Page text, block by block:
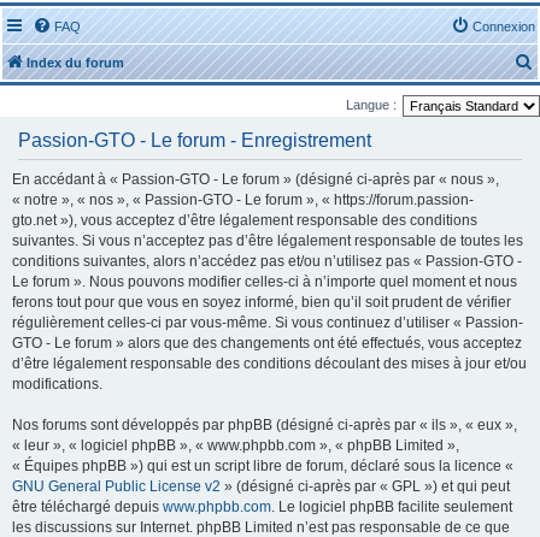
FAQ Connexion
Index du forum
e
c
Langue :
Passion-GTO - Le forum - Enregistrement
En accédant à « Passion-GTO - Le forum » (désigné ci-après par « nous »,
« notre », « nos », « Passion-GTO - Le forum », « https://forum.passion-
gto.net »), vous acceptez d’être légalement responsable des conditions
suivantes. Si vous n’acceptez pas d’être légalement responsable de toutes les
conditions suivantes, alors n’accédez pas et/ou n’utilisez pas « Passion-GTO -
Le forum ». Nous pouvons modifier celles-ci à n’importe quel moment et nous
ferons tout pour que vous en soyez informé, bien qu’il soit prudent de vérifier
régulièrement celles-ci par vous-même. Si vous continuez d’utiliser « Passion-
GTO - Le forum » alors que des changements ont été effectués, vous acceptez
d’être légalement responsable des conditions découlant des mises à jour et/ou
modifications.
Nos forums sont développés par phpBB (désigné ci-après par « ils », « eux »,
« leur », « logiciel phpBB », « www.phpbb.com », « phpBB Limited »,
« Équipes phpBB ») qui est un script libre de forum, déclaré sous la licence «
GNU General Public License v2 » (désigné ci-après par « GPL ») et qui peut
être téléchargé depuis www.phpbb.com. Le logiciel phpBB facilite seulement
les discussions sur Internet. phpBB Limited n’est pas responsable de ce que